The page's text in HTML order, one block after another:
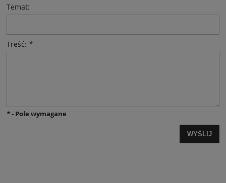
Temat:
Treść: *
*- Pole wymagane
WYŚLIJ